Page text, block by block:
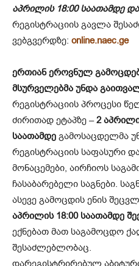
აპრილის 18:00 საათამდე
რეგისტრაციის გავლა
ვებგვერდზე: online.naec.ge
ერთიან ეროვნულ
მსურველებმა უნდა
რეგისტრაციის პროცესი
ძირითად ეტაპზე –2
საათამდე გამოსაცდელმა
რეგისტრაციის საფასური
მონაცემები, აირჩიოს
ჩასაბარებელი საგნები.
ასევე გამოცდის ენის
აპრილის 18:00 საათამდე
ექნებათ მათ საგამოცდო
შესაძლებლობაც.